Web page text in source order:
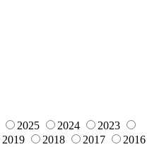
2025 2024
2023
2019 2018 2017
2016